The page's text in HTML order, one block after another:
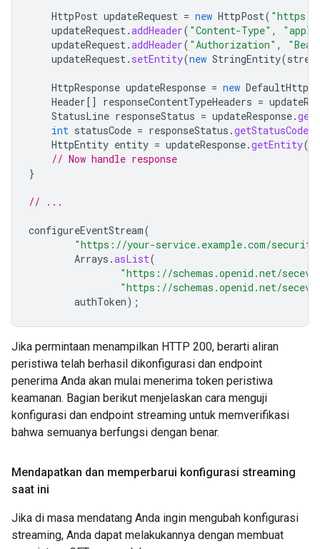
HttpPost updateRequest = new HttpPost( "https://
updateRequest.addHeader( "Content-Type" ,
updateRequest.addHeader( "Authorization" ,
updateRequest. setEntity(new StringEntity(
HttpResponse updateResponse = new
Header[] responseContentTypeHeaders =
StatusLine responseStatus = updateResponse.
int statusCode = responseStatus .getStatusCode
HttpEntity entity = updateResponse.getEntity
// Now handle response
}
// ...
configureEventStream(
"https://your-service.example.com/
Arrays .asList(
"https://schemas.openid.net/
"https://schemas.openid.net/
authToken);
Jika permintaan menampilkan HTTP 200, berarti aliran
peristiwa telah berhasil dikonfigurasi dan endpoint
penerima Anda akan mulai menerima token peristiwa
keamanan. Bagian berikut menjelaskan cara menguji
konfigurasi dan endpoint streaming untuk memverifikasi
bahwa semuanya berfungsi dengan benar.
Mendapatkan dan memperbarui konfigurasi streaming
saat ini
Jika di masa mendatang Anda ingin mengubah konfigurasi
streaming, Anda dapat melakukannya dengan membuat